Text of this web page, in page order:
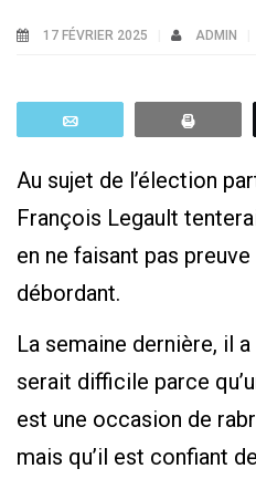
17 FÉVRIER 2025 ADMIN
Au sujet de l’élection
François Legault
en ne faisant pas preuve
débordant.
La semaine dernière, il
serait difficile parce
est une occasion de
mais qu’il est confiant